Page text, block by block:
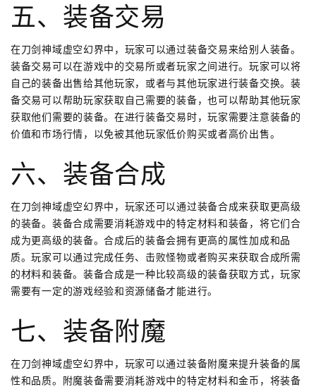
五、装备交易
在刀剑神域虚空幻界中，玩家可以通过装备交易来给别人装备。
装备交易可以在游戏中的交易所或者玩家之间进行。玩家可以将
自己的装备出售给其他玩家，或者与其他玩家进行装备交换。装
备交易可以帮助玩家获取自己需要的装备，也可以帮助其他玩家
获取他们需要的装备。在进行装备交易时，玩家需要注意装备的
价值和市场行情，以免被其他玩家低价购买或者高价出售。
六、装备合成
在刀剑神域虚空幻界中，玩家还可以通过装备合成来获取更高级
的装备。装备合成需要消耗游戏中的特定材料和装备，将它们合
成为更高级的装备。合成后的装备会拥有更高的属性加成和品
质。玩家可以通过完成任务、击败怪物或者购买来获取合成所需
的材料和装备。装备合成是一种比较高级的装备获取方式，玩家
需要有一定的游戏经验和资源储备才能进行。
七、装备附魔
在刀剑神域虚空幻界中，玩家可以通过装备附魔来提升装备的属
性和品质。附魔装备需要消耗游戏中的特定材料和金币，将装备